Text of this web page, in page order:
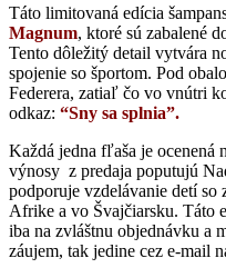
Táto limitovaná edícia
Magnum, ktoré sú zabalené
Tento dôležitý detail vytvára
spojenie so športom. Pod
Federera, zatiaľ čo vo vnútri
odkaz: “Sny sa splnia”.
Každá jedna fľaša je ocenená
výnosy z predaja poputujú
podporuje vzdelávanie detí
Afrike a vo Švajčiarsku. Táto
iba na zvláštnu objednávku a
záujem, tak jedine cez e-mail